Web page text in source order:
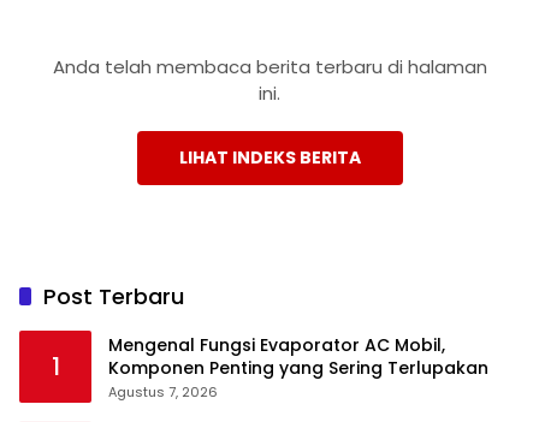
Anda telah membaca berita terbaru di halaman
ini.
LIHAT INDEKS BERITA
Post Terbaru
1
Mengenal Fungsi Evaporator AC Mobil,
Komponen Penting yang Sering Terlupakan
Agustus 7, 2026